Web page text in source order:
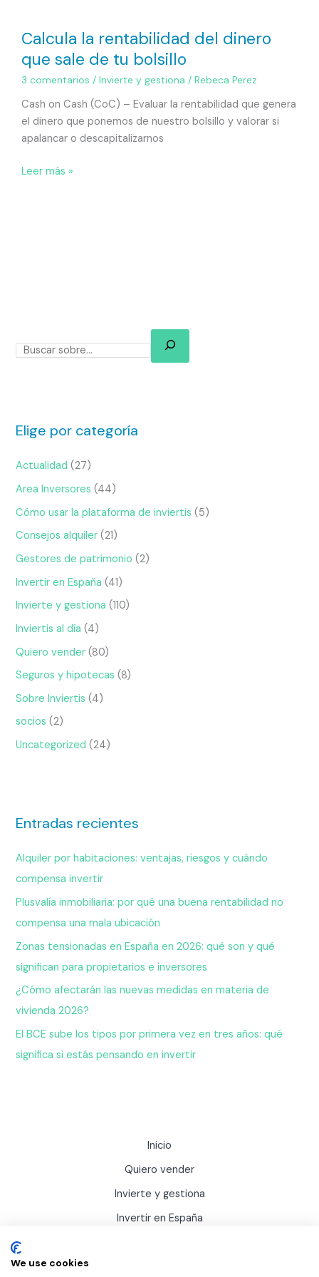
Calcula la rentabilidad del dinero
que sale de tu bolsillo
3 comentarios / Invierte y gestiona / Rebeca Perez
Cash on Cash (CoC) – Evaluar la rentabilidad que genera
el dinero que ponemos de nuestro bolsillo y valorar si
apalancar o descapitalizarnos
Leer más »
Elige por categoría
Actualidad (27)
Area Inversores (44)
Cómo usar la plataforma de inviertis (5)
Consejos alquiler (21)
Gestores de patrimonio (2)
Invertir en España (41)
Invierte y gestiona (110)
Inviertis al día (4)
Quiero vender (80)
Seguros y hipotecas (8)
Sobre Inviertis (4)
socios (2)
Uncategorized (24)
Entradas recientes
Alquiler por habitaciones: ventajas, riesgos y cuándo
compensa invertir
Plusvalía inmobiliaria: por qué una buena rentabilidad no
compensa una mala ubicación
Zonas tensionadas en España en 2026: qué son y qué
significan para propietarios e inversores
¿Cómo afectarán las nuevas medidas en materia de
vivienda 2026?
El BCE sube los tipos por primera vez en tres años: qué
significa si estás pensando en invertir
Inicio
Quiero vender
Invierte y gestiona
Invertir en España
We use cookies